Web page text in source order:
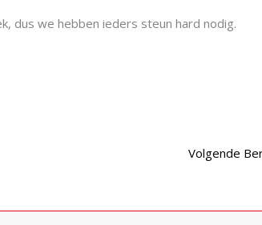
dus we hebben ieders steun hard nodig.
Volgende